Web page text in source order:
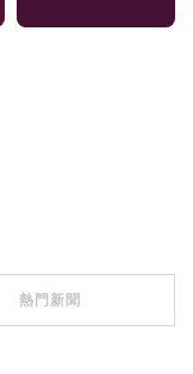
熱門新聞